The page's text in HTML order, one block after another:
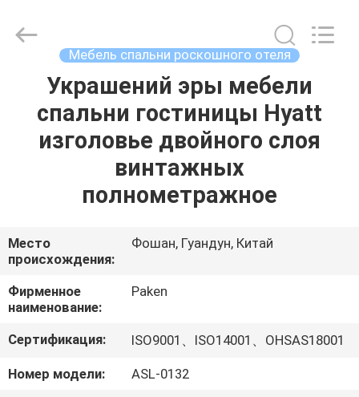
ДОМ
ПРОДУКТЫ
ПУТЕШЕСТВИЕ
ФАБРИКИ
ПРОВЕРКА
КАЧЕСТВА
Мебель спальни роскошного отеля
Украшений эры мебели
спальни гостиницы Hyatt
изголовье двойного слоя
винтажных
полнометражное
Место
происхождения:
Фошан, Гуандун, Китай
Фирменное
наименование:
Paken
Сертификация: ISO9001、ISO14001、OHSAS18001
Номер модели:
ASL-0132